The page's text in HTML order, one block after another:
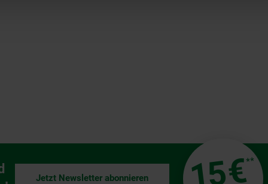
15€**
Jetzt Newsletter abonnieren